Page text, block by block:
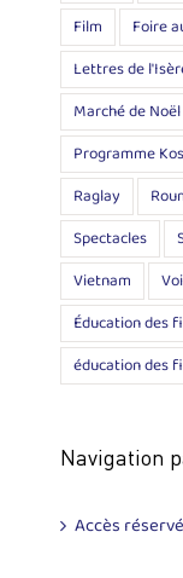
Film
Foire
Lettres de
Marché de Noël
Programme
Raglay
Spectacles
Vietnam
Éducation des
éducation des
Navigation
Accès réservé